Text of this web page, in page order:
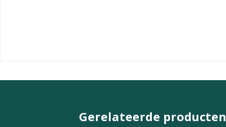
Gerelateerde producten